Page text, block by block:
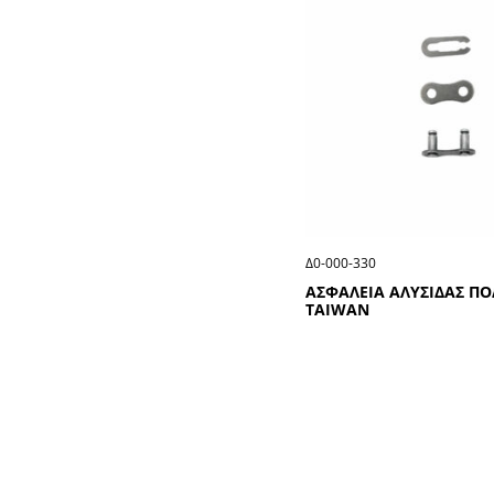
ΑΣΦΑΛΕΙΑ ΑΛΥΣΙΔΑΣ
ΤΑΙWΑΝ
Δ0-000-330